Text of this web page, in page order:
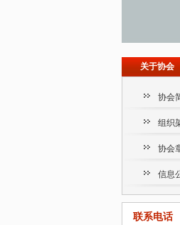
关于协会
协会
组织
协会
信息
联系电话